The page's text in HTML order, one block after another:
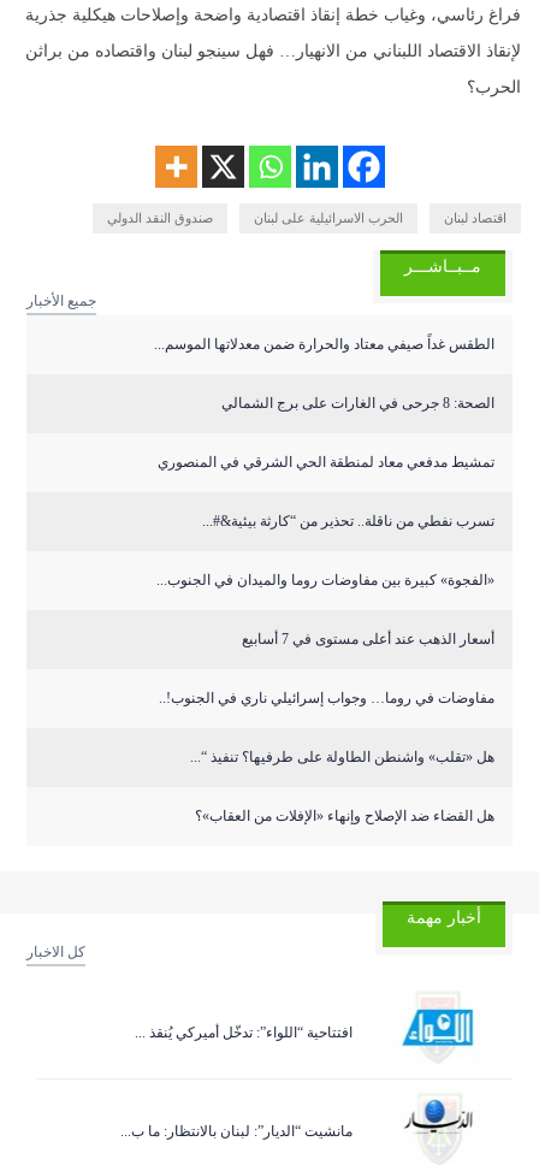
فراغ رئاسي، وغياب خطة إنقاذ اقتصادية واضحة وإصلاحات هيكلية جذرية
لإنقاذ الاقتصاد اللبناني من الانهيار… فهل سينجو لبنان واقتصاده من براثن
الحرب؟
اقتصاد لبنان الحرب الاسرائيلية على لبنان صندوق النقد الدولي
مــبــاشـــر
جميع الأخبار
الطقس غداً صيفي معتاد والحرارة ضمن معدلاتها الموسم...
الصحة: 8 جرحى في الغارات على برج الشمالي
تمشيط مدفعي معاد لمنطقة الحي الشرقي في المنصوري
تسرب نفطي من ناقلة.. تحذير من “كارثة بيئية&#...
«الفجوة» كبيرة بين مفاوضات روما والميدان في الجنوب...
أسعار الذهب عند أعلى مستوى في 7 أسابيع
مفاوضات في روما… وجواب إسرائيلي ناري في الجنوب!..
هل «تقلب» واشنطن الطاولة على طرفيها؟ تنفيذ “...
هل القضاء ضد الإصلاح وإنهاء «الإفلات من العقاب»؟
أخبار مهمة
كل الاخبار
افتتاحية “اللواء”: تدخّل أميركي يُنقذ ...
مانشيت “الديار”: لبنان بالانتظار: ما ب...